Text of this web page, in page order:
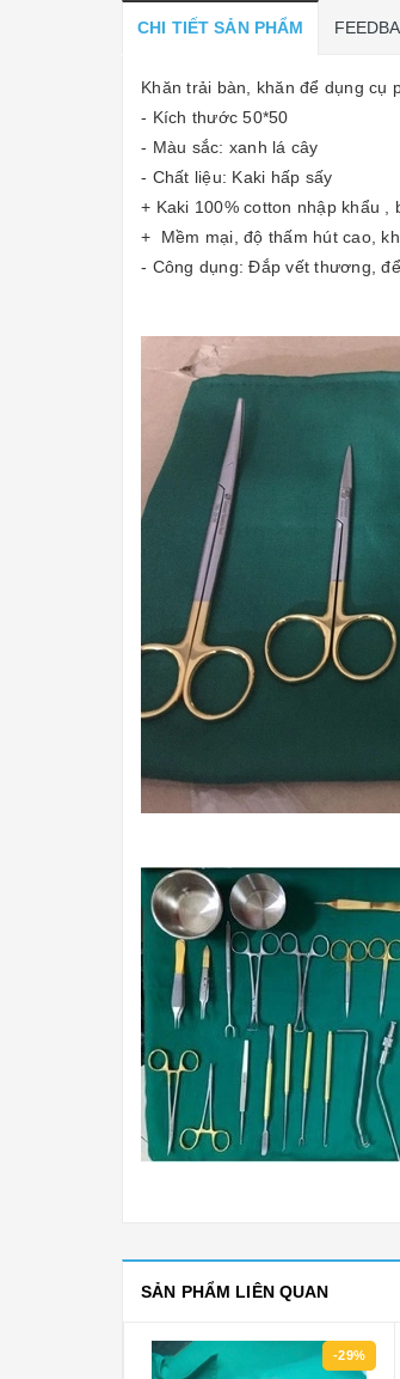
CHI TIẾT SẢN PHẨM
Khăn trải bàn, khăn để dụng cụ
- Kích thước 50*50
- Màu sắc: xanh lá cây
- Chất liệu: Kaki hấp sấy
+ Kaki 100% cotton nhập khẩu
+ Mềm mại, độ thấm hút cao,
- Công dụng: Đắp vết thương,
SẢN PHẨM LIÊN QUAN
-29%